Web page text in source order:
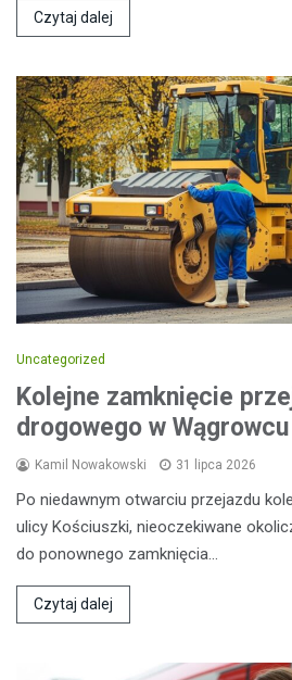
Czytaj dalej
Uncategorized
Kolejne zamknięcie
drogowego w Wągrowcu
Kamil Nowakowski 31 lipca 2026
Po niedawnym otwarciu przejazdu
ulicy Kościuszki, nieoczekiwane
do ponownego zamknięcia…
Czytaj dalej